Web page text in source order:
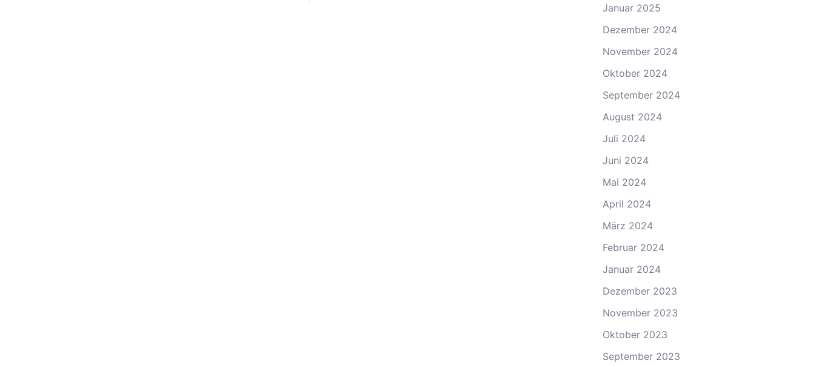
Januar 2025
Dezember 2024
November 2024
Oktober 2024
September 2024
August 2024
Juli 2024
Juni 2024
Mai 2024
April 2024
März 2024
Februar 2024
Januar 2024
Dezember 2023
November 2023
Oktober 2023
September 2023